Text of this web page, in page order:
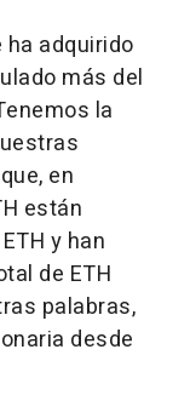
adquirido
más del
la
en
están
y han
de ETH
palabras,
desde